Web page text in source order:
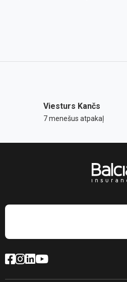
Viesturs Kančs
7 menešus atpakaļ